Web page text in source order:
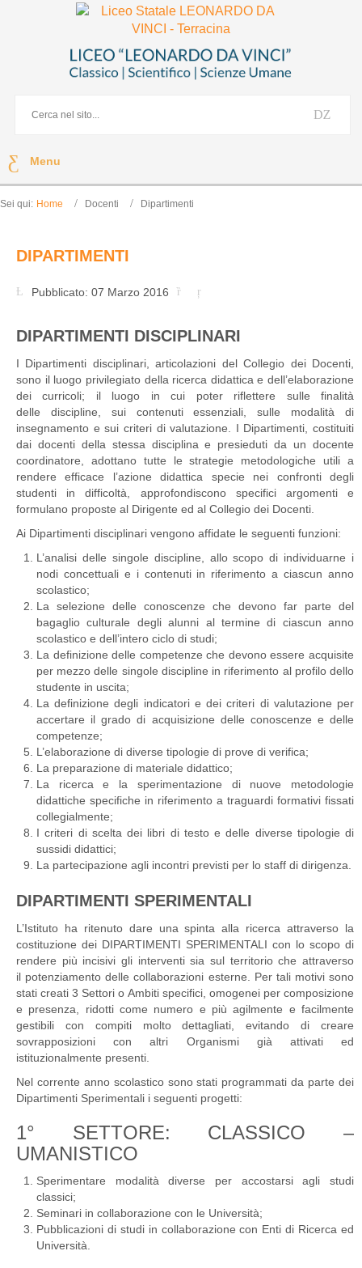
Menu
Sei qui: Home Docenti Dipartimenti
DIPARTIMENTI
Pubblicato: 07 Marzo 2016
DIPARTIMENTI DISCIPLINARI
I Dipartimenti disciplinari, articolazioni del Collegio dei Docenti,
sono il luogo privilegiato della ricerca didattica e dell’elaborazione
dei curricoli; il luogo in cui poter riflettere sulle finalità
delle discipline, sui contenuti essenziali, sulle modalità di
insegnamento e sui criteri di valutazione. I Dipartimenti, costituiti
dai docenti della stessa disciplina e presieduti da un docente
coordinatore, adottano tutte le strategie metodologiche utili a
rendere efficace l’azione didattica specie nei confronti degli
studenti in difficoltà, approfondiscono specifici argomenti e
formulano proposte al Dirigente ed al Collegio dei Docenti.
Ai Dipartimenti disciplinari vengono affidate le seguenti funzioni:
L’analisi delle singole discipline, allo scopo di individuarne i
nodi concettuali e i contenuti in riferimento a ciascun anno
scolastico;
La selezione delle conoscenze che devono far parte del
bagaglio culturale degli alunni al termine di ciascun anno
scolastico e dell’intero ciclo di studi;
La definizione delle competenze che devono essere acquisite
per mezzo delle singole discipline in riferimento al profilo dello
studente in uscita;
La definizione degli indicatori e dei criteri di valutazione per
accertare il grado di acquisizione delle conoscenze e delle
competenze;
L’elaborazione di diverse tipologie di prove di verifica;
La preparazione di materiale didattico;
La ricerca e la sperimentazione di nuove metodologie
didattiche specifiche in riferimento a traguardi formativi fissati
collegialmente;
I criteri di scelta dei libri di testo e delle diverse tipologie di
sussidi didattici;
La partecipazione agli incontri previsti per lo staff di dirigenza.
DIPARTIMENTI SPERIMENTALI
L’Istituto ha ritenuto dare una spinta alla ricerca attraverso la
costituzione dei DIPARTIMENTI SPERIMENTALI con lo scopo di
rendere più incisivi gli interventi sia sul territorio che attraverso
il potenziamento delle collaborazioni esterne. Per tali motivi sono
stati creati 3 Settori o Ambiti specifici, omogenei per composizione
e presenza, ridotti come numero e più agilmente e facilmente
gestibili con compiti molto dettagliati, evitando di creare
sovrapposizioni con altri Organismi già attivati ed
istituzionalmente presenti.
Nel corrente anno scolastico sono stati programmati da parte dei
Dipartimenti Sperimentali i seguenti progetti:
1° SETTORE: CLASSICO –
UMANISTICO
Sperimentare modalità diverse per accostarsi agli studi
classici;
Seminari in collaborazione con le Università;
Pubblicazioni di studi in collaborazione con Enti di Ricerca ed
Università.